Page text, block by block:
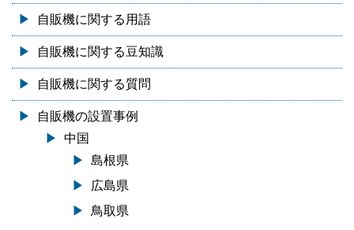
自販機に関する用語
自販機に関する豆知識
自販機に関する質問
自販機の設置事例
中国
島根県
広島県
鳥取県